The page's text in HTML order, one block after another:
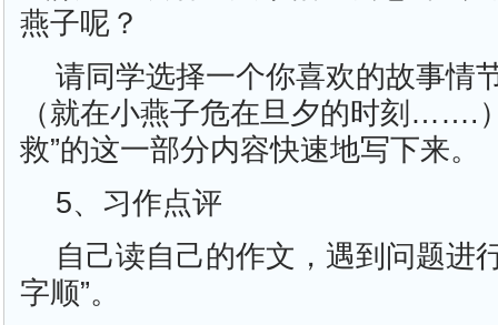
燕子呢？
请同学选择一个你喜欢的故事情
（就在小燕子危在旦夕的时刻…….
救”的这一部分内容快速地写下来。
5、习作点评
自己读自己的作文，遇到问题进
字顺”。